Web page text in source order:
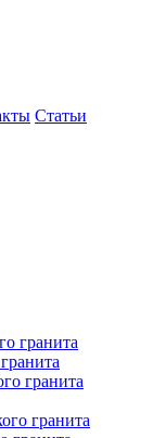
Статьи
гранита
гранита
гранита